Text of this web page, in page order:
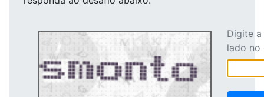
Digite
lado no